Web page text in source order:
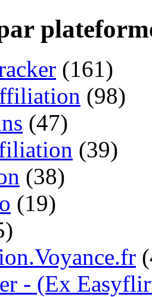
(161)
(98)
(47)
(39)
(38)
(19)
- (Ex